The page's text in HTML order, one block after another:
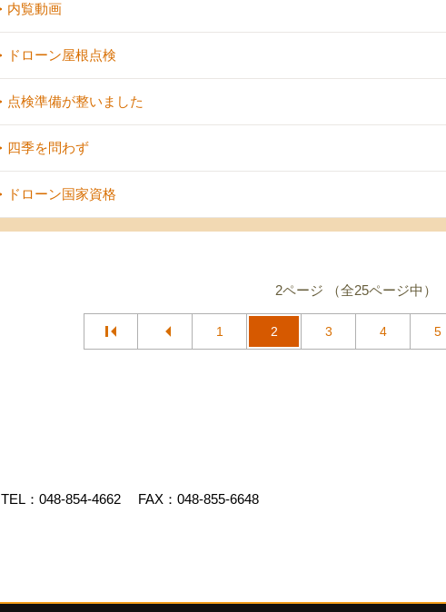
内覧動画
ドローン屋根点検
点検準備が整いました
四季を問わず
ドローン国家資格
2ページ （全25ページ中）
1 2 3 4 5
TEL： 048-854-4662
FAX：048-855-6648